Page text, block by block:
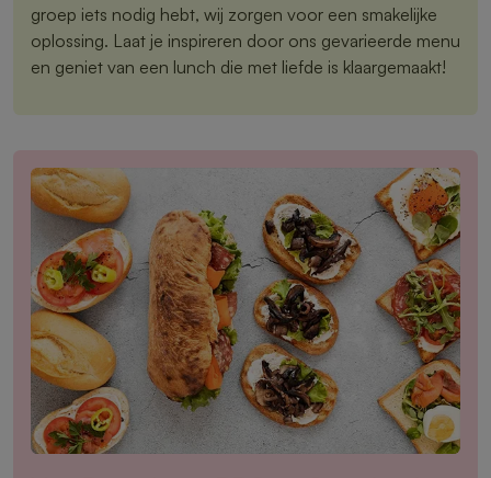
groep iets nodig hebt, wij zorgen voor een smakelijke
oplossing. Laat je inspireren door ons gevarieerde menu
en geniet van een lunch die met liefde is klaargemaakt!